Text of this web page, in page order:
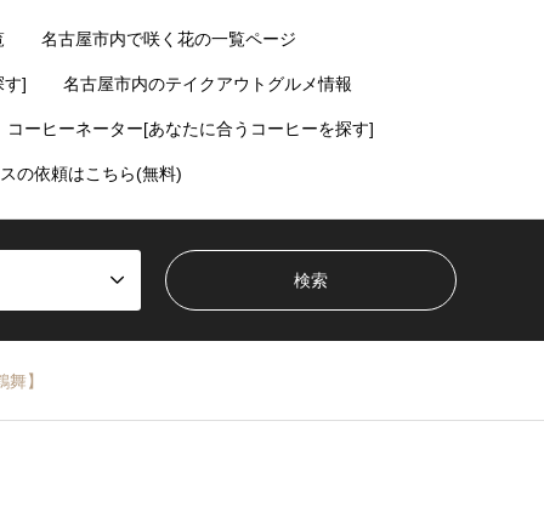
名古屋市内で咲く花の一覧ページ
す] 名古屋市内のテイクアウトグルメ情報
コーヒーネーター[あなたに合うコーヒーを探す]
の依頼はこちら(無料)
】